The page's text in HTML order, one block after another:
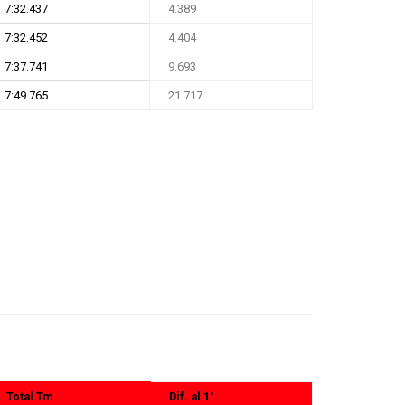
7:32.437 4.389
7:32.452 4.404
7:37.741 9.693
7:49.765 21.717
Total Tm Dif. al 1°